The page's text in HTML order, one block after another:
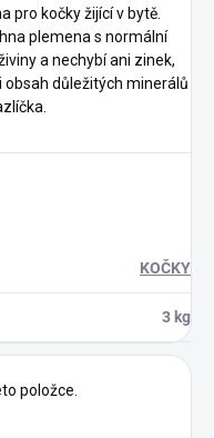
pro kočky žijící v bytě.
plemena s normální
a nechybí ani zinek,
obsah důležitých minerálů
KOČKY
3 kg
položce.